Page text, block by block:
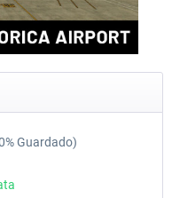
Aerosoft Airport Cologne/
Guardado)